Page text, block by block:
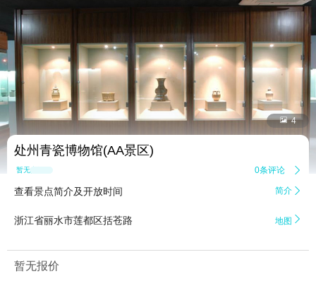
 4
处州青瓷博物馆(AA景区)
暂无点评 0条评论 
查看景点简介及开放时间 简介 
浙江省丽水市莲都区括苍路 地图 
暂无报价
